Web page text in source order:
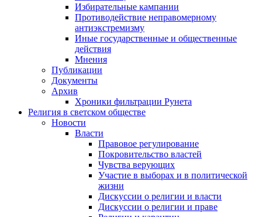
Избирательные кампании
Противодействие неправомерному
антиэкстремизму
Иные государственные и общественные
действия
Мнения
Публикации
Документы
Архив
Хроники фильтрации Рунета
Религия в светском обществе
Новости
Власти
Правовое регулирование
Покровительство властей
Чувства верующих
Участие в выборах и в политической
жизни
Дискуссии о религии и власти
Дискуссии о религии и праве